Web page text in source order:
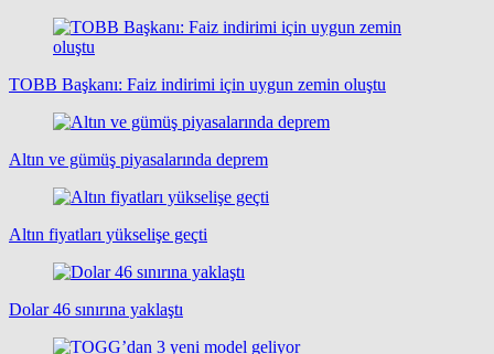
TOBB Başkanı: Faiz indirimi için uygun zemin oluştu
Altın ve gümüş piyasalarında deprem
Altın fiyatları yükselişe geçti
Dolar 46 sınırına yaklaştı